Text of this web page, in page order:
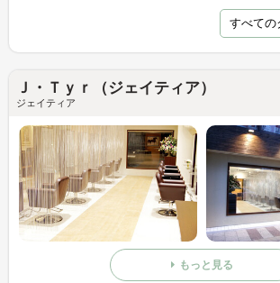
すべての
Ｊ・Ｔｙｒ（ジェイティア）
ジェイティア
もっと見る